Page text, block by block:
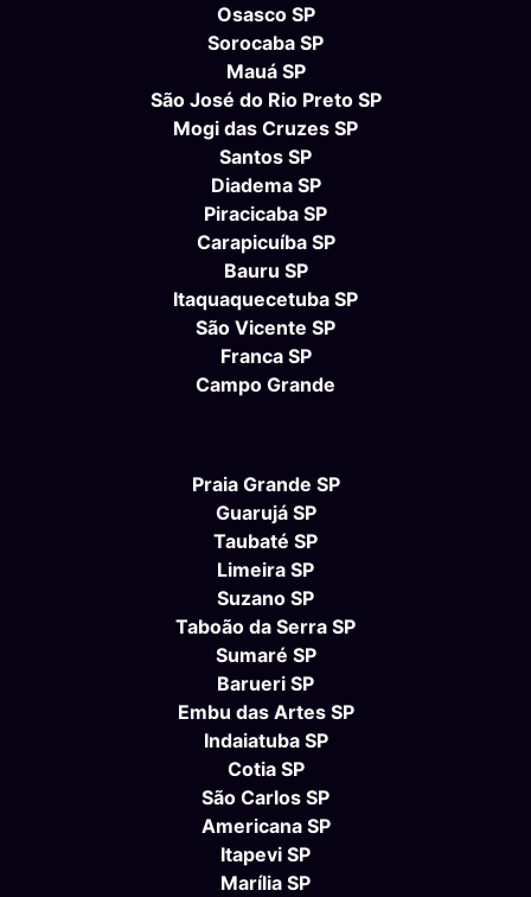
Osasco SP
Sorocaba SP
Mauá SP
São José do Rio Preto SP
Mogi das Cruzes SP
Santos SP
Diadema SP
Piracicaba SP
Carapicuíba SP
Bauru SP
Itaquaquecetuba SP
São Vicente SP
Franca SP
Campo Grande
Praia Grande SP
Guarujá SP
Taubaté SP
Limeira SP
Suzano SP
Taboão da Serra SP
Sumaré SP
Barueri SP
Embu das Artes SP
Indaiatuba SP
Cotia SP
São Carlos SP
Americana SP
Itapevi SP
Marília SP